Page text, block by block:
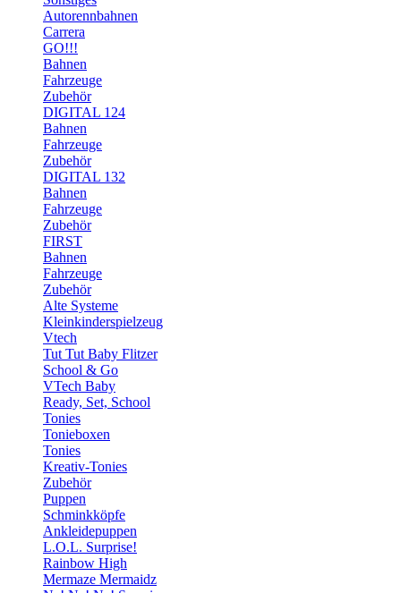
Autorennbahnen
Carrera
GO!!!
Bahnen
Fahrzeuge
Zubehör
DIGITAL 124
Bahnen
Fahrzeuge
Zubehör
DIGITAL 132
Bahnen
Fahrzeuge
Zubehör
FIRST
Bahnen
Fahrzeuge
Zubehör
Alte Systeme
Kleinkinderspielzeug
Vtech
Tut Tut Baby Flitzer
School & Go
VTech Baby
Ready, Set, School
Tonies
Tonieboxen
Tonies
Kreativ-Tonies
Zubehör
Puppen
Schminkköpfe
Ankleidepuppen
L.O.L. Surprise!
Rainbow High
Mermaze Mermaidz